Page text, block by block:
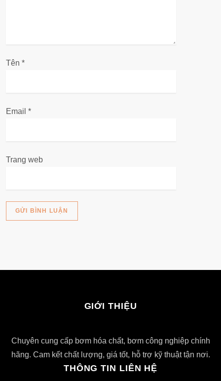
Tên *
Email *
Trang web
GIỚI THIỆU
Chuyên cung cấp bơm hóa chất, bơm công nghiệp chính
hãng. Cam kết chất lượng, giá tốt, hỗ trợ kỹ thuật tận nơi.
THÔNG TIN LIÊN HỆ